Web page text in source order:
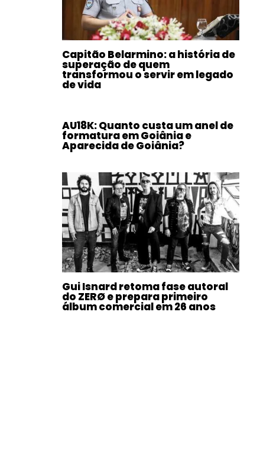
Capitão Belarmino: a história de
superação de quem
transformou o servir em legado
de vida
AU18K: Quanto custa um anel de
formatura em Goiânia e
Aparecida de Goiânia?
Gui Isnard retoma fase autoral
do ZERØ e prepara primeiro
álbum comercial em 26 anos